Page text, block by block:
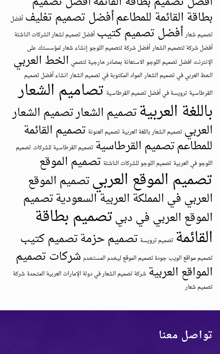
بطاقة القائمة للمطاعمأفضل تصميم تغليف أفضل
تصميم شعار أفضل تصميم كتيب أفضل تصميم لشعار الشركات الناشئة
أفضل شركة لتصميم الشعار أفضل شركة لتصميم اللوجو إنشاء شعار لمؤسستك على
الإنترنت افضل تصميم اللوجو الاستعانة بمصادر خارجية لتصمي الخط العربي
الخط العربي في تصميم الشعار المواد المكتوبة في تصميم الشعار انشاء أفضل تصميم
القرطاسية ترويسة في أفضل تصميم القرطاسية تصاميم الشعار
باللغة العربيةتصميم الشعارتصميم الشعار
العربي تصميم الشعار باللغة العربية تصميم العنونة تصميم القائمة
للمطاعمتصميم القرطاسية تصميم القرطاسية للشركات تصميم
اللوجو في العربية تصميم اللوجو للشركات الناشئة تصميم الموقع
تصميم الموقع العربيتصميم الموقع
العربي في المملكة العربية السعوديةتصميم
الموقع العربي في دبيتصميم بطاقة
القائمة تصميم ترويسة تصميم حزمةتصميم كتيب
تصميم مواقع الويب جودة تصميم الموقع ليخدم المستخدم شركات تصميم
المواقع العربية شركة تصميم الشعار في دولة الإمارات العربية المتحدة شركة
تصميم شعار
تواصل معنا